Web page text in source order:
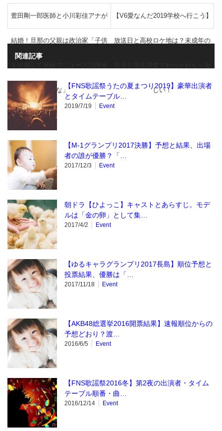
豊田剛一郎医師と小川彩佳アナが
結婚！旦那の父親は政治家「子供
かな」
【V6愛なんだ2019学校へ行こう】
放送日と高校ロケ地は？未成年の
しい！
関連記事
【FNS歌謡祭うたの夏まつり2019】豪華出演者
とタイムテーブル…
2019/7/19 Event
【M-1グランプリ2017決勝】予想と結果、出場
者の誰が優勝？「…
2017/12/3 Event
朝ドラ【ひよっこ】キャストとあらすじ。モデ
ルは「金の卵」として集…
2017/4/2 Event
【ゆるキャラグランプリ2017長島】順位予想と
投票結果、優勝は「…
2017/11/18 Event
【AKB48総選挙2016開票結果】速報順位からの
予想どおり？渡…
2016/6/5 Event
【FNS歌謡祭2016冬】第2夜の出演者・タイム
テーブル順番・曲…
2016/12/14 Event